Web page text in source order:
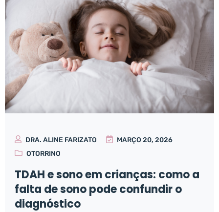
DRA. ALINE FARIZATO
MARÇO 20, 2026
OTORRINO
TDAH e sono em crianças: como a
falta de sono pode confundir o
diagnóstico